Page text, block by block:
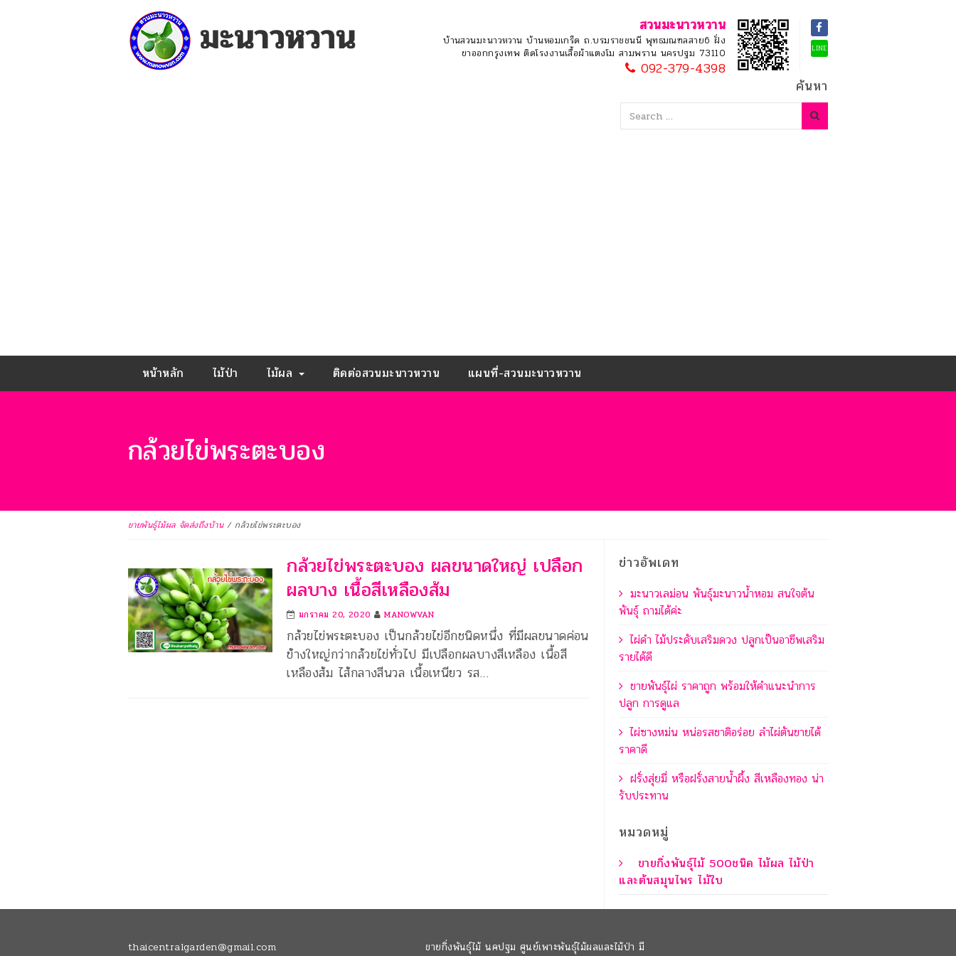
สวนมะนาวหวาน
บ้านสวนมะนาวหวาน บ้านหอมเกร็ด ถ.บรมราชชนนี พุทธมณฑลสาย6 ฝั่ง
ขาออกกรุงเทพ ติดโรงงานเสื้อผ้าแตงโม สามพราน นครปฐม 73110
092-379-4398
LINE
ค้นหา
หน้าหลัก ไม้ป่า ไม้ผล ติดต่อสวนมะนาวหวาน แผนที่-สวนมะนาวหวาน
กล้วยไข่พระตะบอง
ขายพันธุ์ไม้ผล จัดส่งถึงบ้าน/ กล้วยไข่พระตะบอง
กล้วยไข่พระตะบอง ผลขนาดใหญ่ เปลือก
ผลบาง เนื้อสีเหลืองส้ม
มกราคม 20, 2020 MANOWVAN
กล้วยไข่พระตะบอง เป็นกล้วยไข่อีกชนิดหนึ่ง ที่มีผลขนาดค่อน
ข้างใหญ่กว่ากล้วยไข่ทั่วไป มีเปลือกผลบางสีเหลือง เนื้อสี
เหลืองส้ม ไส้กลางสีนวล เนื้อเหนียว รส…
ข่าวอัพเดท
มะนาวเลม่อน พันธุ์มะนาวน้ำหอม สนใจต้น
พันธุ์ ถามได้ค่ะ
ไผ่ดำ ไม้ประดับเสริมดวง ปลูกเป็นอาชีพเสริม
รายได้ดี
ขายพันธุ์ไผ่ ราคาถูก พร้อมให้คำแนะนำการ
ปลูก การดูแล
ไผ่ซางหม่น หน่อรสชาติอร่อย ลำไผ่ตันขายได้
ราคาดี
ฝรั่งสุ่ยมี่ หรือฝรั่งสายน้ำผึ้ง สีเหลืองทอง น่า
รับประทาน
หมวดหมู่
ขายกิ่งพันธุ์ไม้ 500ชนิด ไม้ผล ไม้ป่า
และต้นสมุนไพร ไม้ใบ
thaicentralgarden@gmail.com ขายกิ่งพันธุ์ไม้ นคปฐม ศูนย์เพาะพันธุ์ไม้ผลและไม้ป่า มี